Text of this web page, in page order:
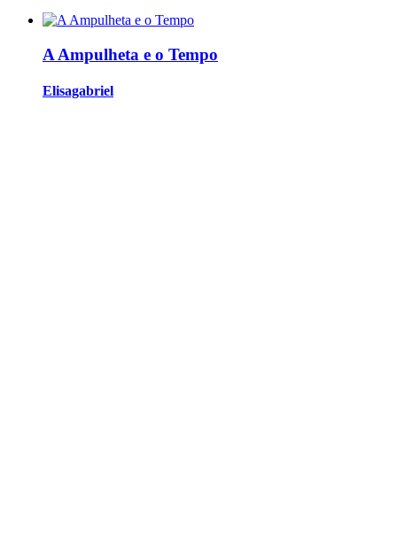
A Ampulheta e o Tempo
Elisagabriel